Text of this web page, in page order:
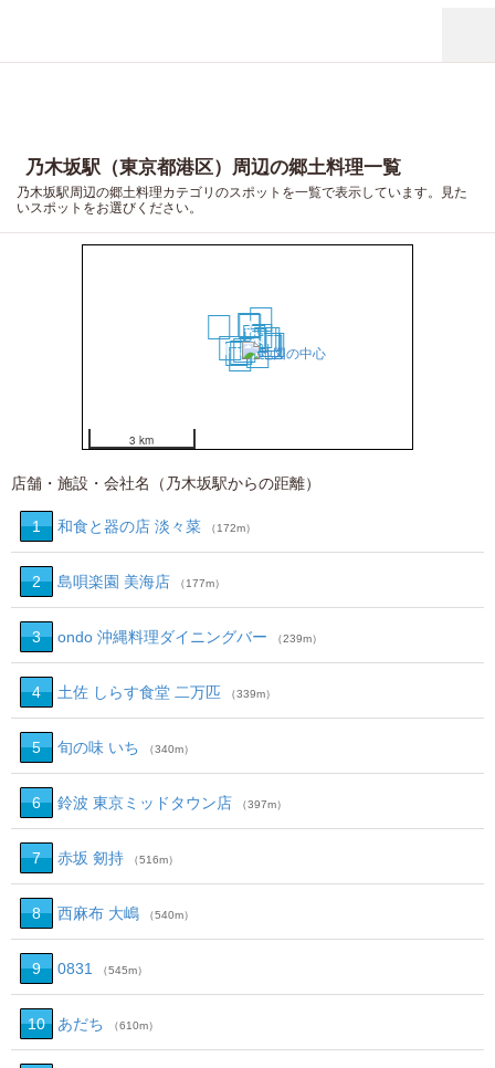
乃木坂駅（東京都港区）周辺の郷土料理一覧
乃木坂駅周辺の郷土料理カテゴリのスポットを一覧で表示しています。見た
いスポットをお選びください。
1
2
3
4
56
7
8 9
10
11
12
13 14
15
1617
19
20
3 km
店舗・施設・会社名（乃木坂駅からの距離）
1 和食と器の店 淡々菜 （172m）
2 島唄楽園 美海店 （177m）
3 ondo 沖縄料理ダイニングバー （239m）
4 土佐 しらす食堂 二万匹 （339m）
5 旬の味 いち （340m）
6 鈴波 東京ミッドタウン店 （397m）
7 赤坂 剱持 （516m）
8 西麻布 大嶋 （540m）
9 0831 （545m）
10 あだち （610m）